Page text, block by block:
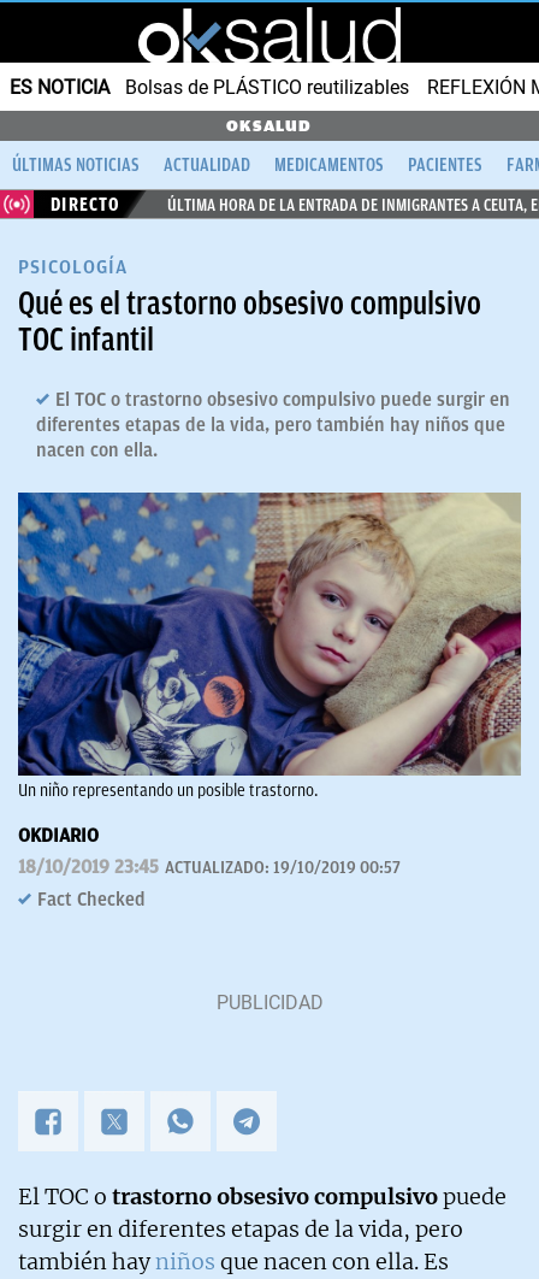
ES NOTICIA Bolsas de PLÁSTICO reutilizables REFLEXIÓN
OKSALUD
ÚLTIMAS NOTICIAS ACTUALIDAD MEDICAMENTOS PACIENTES
DIRECTO
ÚLTIMA HORA DE LA ENTRADA DE INMIGRANTES A CEUTA,
PSICOLOGÍA
Qué es el trastorno obsesivo compulsivo
TOC infantil
El TOC o trastorno obsesivo compulsivo puede surgir en
diferentes etapas de la vida, pero también hay niños que
nacen con ella.
Un niño representando un posible trastorno.
OKDIARIO
18/10/2019 23:45 ACTUALIZADO: 19/10/2019 00:57
Fact Checked
El TOC o trastorno obsesivo compulsivopuede
surgir en diferentes etapas de la vida, pero
también hayniños que nacen con ella. Es